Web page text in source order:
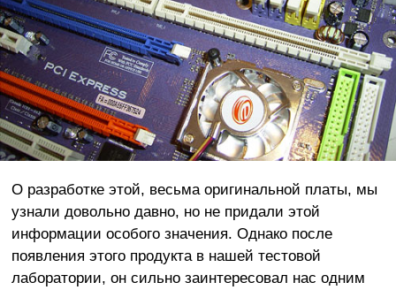
О разработке этой, весьма оригинальной платы, мы
узнали довольно давно, но не придали этой
информации особого значения. Однако после
появления этого продукта в нашей тестовой
лаборатории, он сильно заинтересовал нас одним